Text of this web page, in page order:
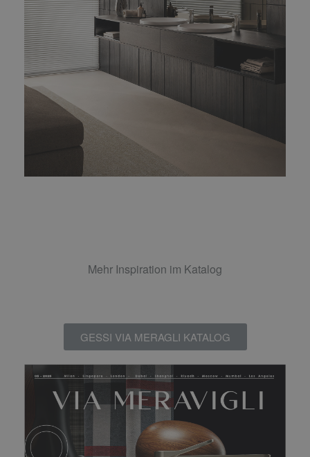
Mehr Inspiration im Katalog
GESSI VIA MERAGLI KATALOG